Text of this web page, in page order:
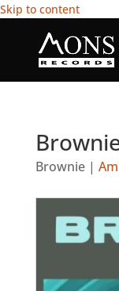
Skip to content
Brownie |